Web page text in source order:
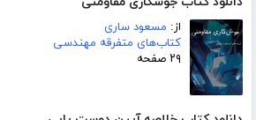
از: مسعود ساری
کتاب‌های متفرقه مهندسی
۲۹ صفحه